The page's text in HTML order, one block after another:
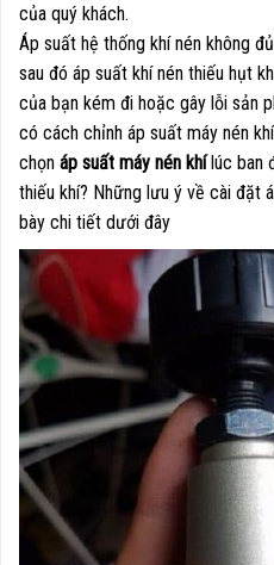
của quý khách.
Áp suất hệ thống khí nén không
sau đó áp suất khí nén thiếu hụt
của bạn kém đi hoặc gây lỗi sản
có cách chỉnh áp suất máy nén
chọn áp suất máy nén khílúc ban
thiếu khí? Những lưu ý về cài đặt
bày chi tiết dưới đây